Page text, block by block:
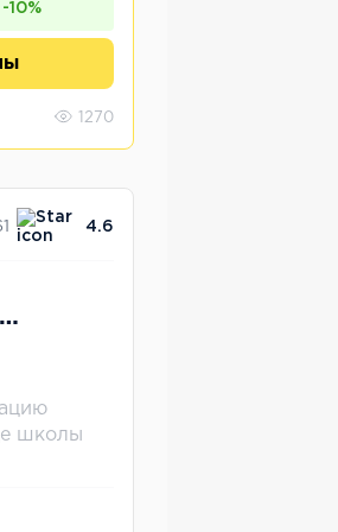
10%
1270
4.6
школы